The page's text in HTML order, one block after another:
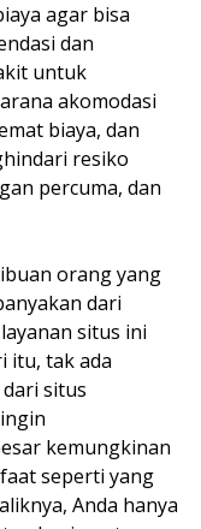
agar bisa
dan
untuk
akomodasi
biaya, dan
resiko
percuma, dan
orang yang
dari
situs ini
itu, tak ada
situs
kemungkinan
seperti yang
Anda hanya